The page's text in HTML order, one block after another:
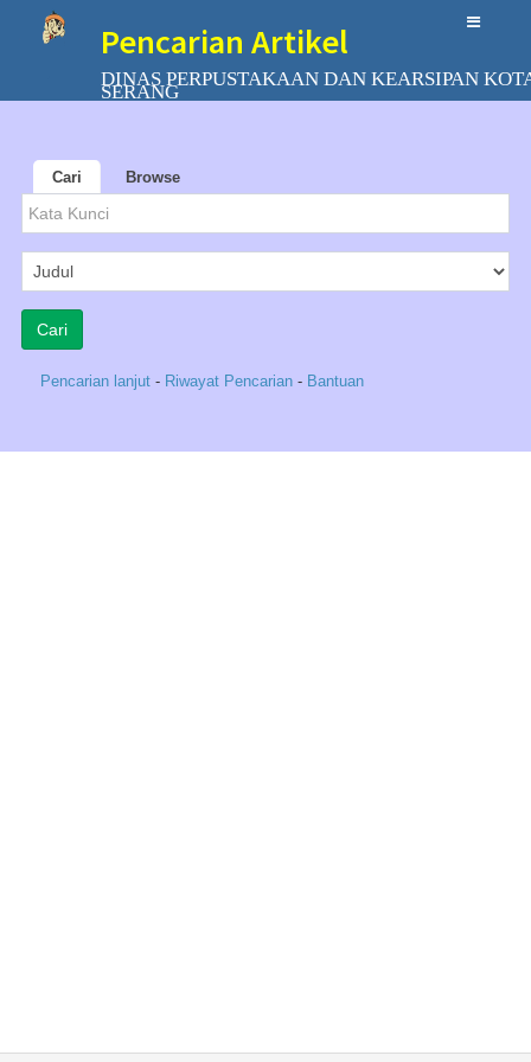
Pencarian Artikel
DINAS PERPUSTAKAAN DAN KEARSIPAN
SERANG
Cari Browse
Pencarian lanjut - Riwayat Pencarian - Bantuan